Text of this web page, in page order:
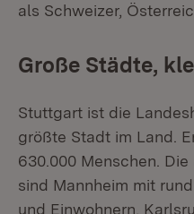
als Schweizer,
Große Städte,
Stuttgart ist die
größte Stadt im Land.
630.000 Menschen.
sind Mannheim mit
und Einwohnern,